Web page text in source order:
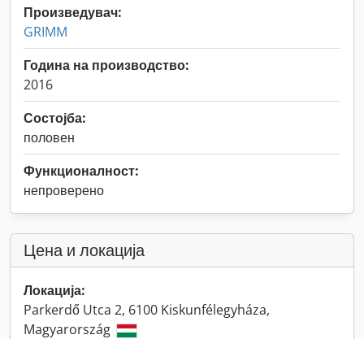
Произведувач:
GRIMM
Година на производство:
2016
Состојба:
половен
Функционалност:
непроверено
Цена и локација
Локација:
Parkerdő Utca 2, 6100 Kiskunfélegyháza,
Magyarország